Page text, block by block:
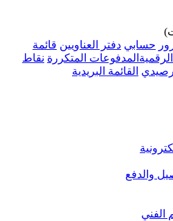
حسابي دفتر العناويين قائمة
المدفوعات المتكررة نقاط
رصيدي القائمة البريدية
والدفع
الفني